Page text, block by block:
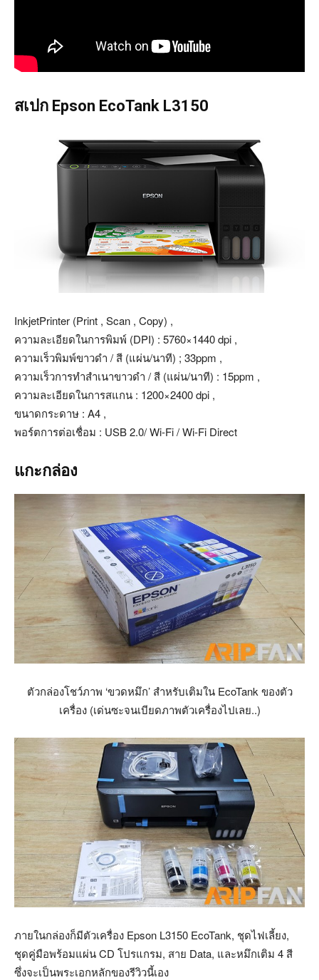
สเปก Epson EcoTank L3150
InkjetPrinter (Print , Scan , Copy) ,
ความละเอียดในการพิมพ์ (DPI) : 5760×1440 dpi ,
ความเร็วพิมพ์ขาวดำ / สี (แผ่น/นาที) ; 33ppm ,
ความเร็วการทำสำเนาขาวดำ / สี (แผ่น/นาที) : 15ppm ,
ความละเอียดในการสแกน : 1200×2400 dpi ,
ขนาดกระดาษ : A4 ,
พอร์ตการต่อเชื่อม : USB 2.0/ Wi-Fi / Wi-Fi Direct
แกะกล่อง
ตัวกล่องโชว์ภาพ ‘ขวดหมึก’ สำหรับเติมใน EcoTank ของตัว
เครื่อง (เด่นซะจนเบียดภาพตัวเครื่องไปเลย..)
ภายในกล่องก็มีตัวเครื่อง Epson L3150 EcoTank, ชุดไฟเลี้ยง,
ชุดคู่มือพร้อมแผ่น CD โปรแกรม, สาย Data, และหมึกเติม 4 สี
ซึ่งจะเป็นพระเอกหลักของรีวิวนี้เอง